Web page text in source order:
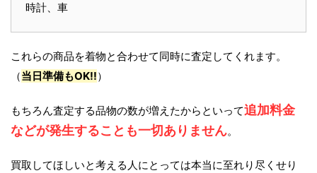
時計、車
これらの商品を着物と合わせて同時に査定してくれます。
（当日準備もOK!!）
もちろん査定する品物の数が増えたからといって追加料金
などが発生することも一切ありません。
買取してほしいと考える人にとっては本当に至れり尽くせり